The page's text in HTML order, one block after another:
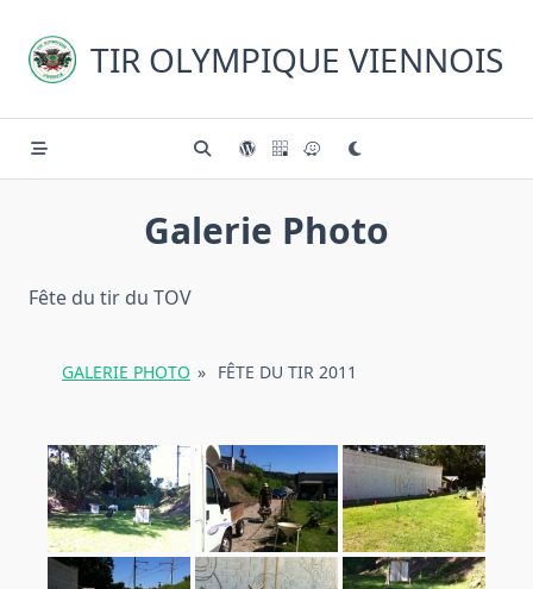
content
TIR OLYMPIQUE VIENNOIS
Galerie Photo
Fête du tir du TOV
GALERIE PHOTO » FÊTE DU TIR 2011